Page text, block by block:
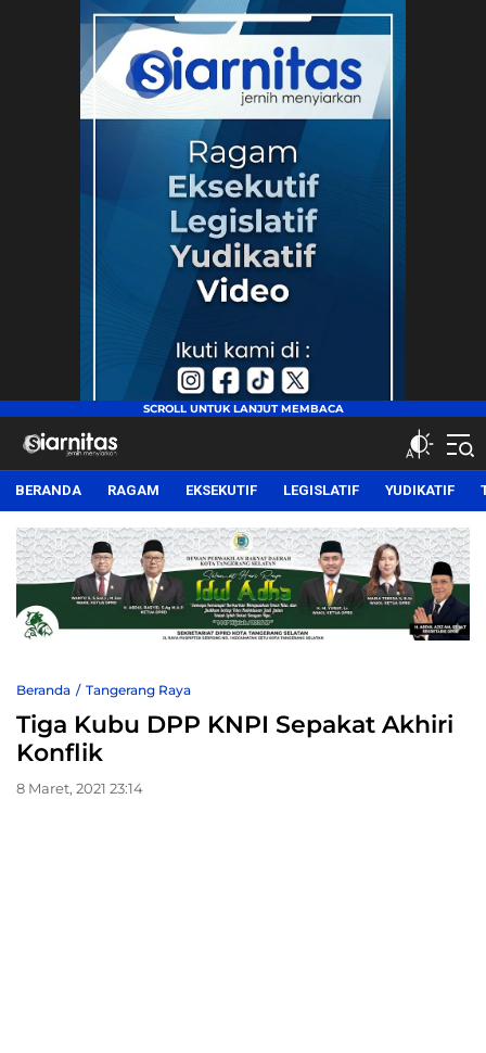
siarnitas
Jernih Menyiarkan
BERANDA RAGAM EKSEKUTIF LEGISLATIF YUDIKATIF
Beranda Tangerang Raya
Tiga Kubu DPP KNPI Sepakat Akhiri
Konflik
8 Maret, 2021 23:14